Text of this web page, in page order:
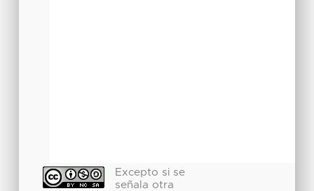
Excepto si se
señala otra